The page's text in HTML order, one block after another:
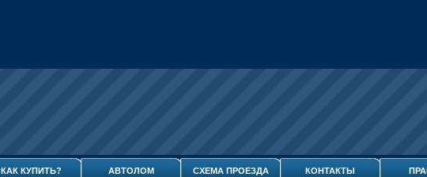
КАК КУПИТЬ? АВТОЛОМ СХЕМА ПРОЕЗДА КОНТАКТЫ